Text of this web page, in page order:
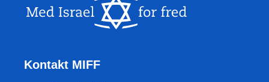
Kontakt MIFF